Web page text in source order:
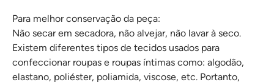
Para melhor conservação da peça:
Não secar em secadora, não alvejar, não lavar à seco.
Existem diferentes tipos de tecidos usados para
confeccionar roupas e roupas íntimas como: algodão,
elastano, poliéster, poliamida, viscose, etc. Portanto,